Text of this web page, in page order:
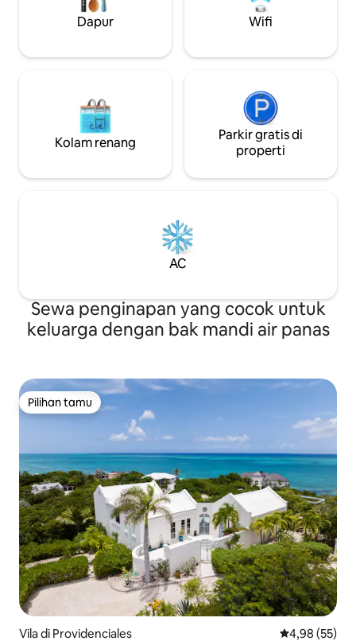
tidur gantung
tersedia untuk
Dapur Wifi
Kolam renang
Parkir gratis di
properti
AC
Sewa penginapan yang cocok untuk
keluarga dengan bak mandi air panas
Pilihan tamu
Pilihan tamu
Vila di Providenciales Nilai rata-rata
4,98 (55)